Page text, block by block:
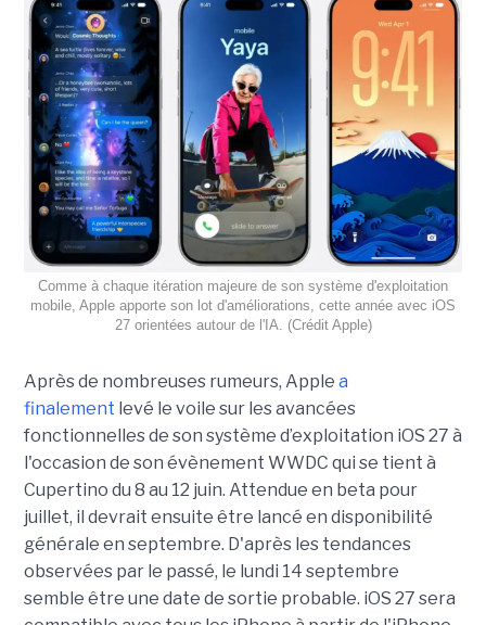
Comme à chaque itération majeure de son système d'exploitation
mobile, Apple apporte son lot d'améliorations, cette année avec iOS
27 orientées autour de l'IA. (Crédit Apple)
Après de nombreuses rumeurs, Apple a
finalement levé le voile sur les avancées
fonctionnelles de son système d’exploitation iOS 27 à
l'occasion de son évènement WWDC qui se tient à
Cupertino du 8 au 12 juin. Attendue en beta pour
juillet, il devrait ensuite être lancé en disponibilité
générale en septembre. D'après les tendances
observées par le passé, le lundi 14 septembre
semble être une date de sortie probable. iOS 27 sera